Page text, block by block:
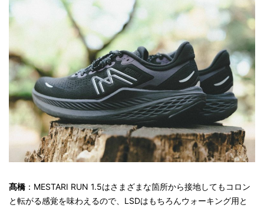
髙橋 ：MESTARI RUN 1.5はさまざまな箇所から接地してもコロン
と転がる感覚を味わえるので、LSDはもちろんウォーキング用と